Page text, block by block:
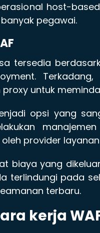
host-
pegawai.
tersedia
untuk
opsi yang
provider layanan
biaya yang
terlindungi pada
terbaru.
kerja